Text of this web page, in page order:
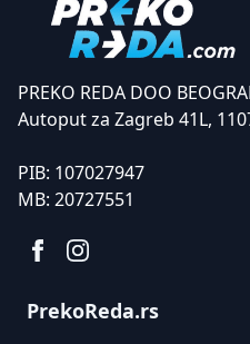
PREKO REDA DOO
Autoput za Zagreb 41L,
PIB: 107027947
MB: 20727551
PrekoReda.rs